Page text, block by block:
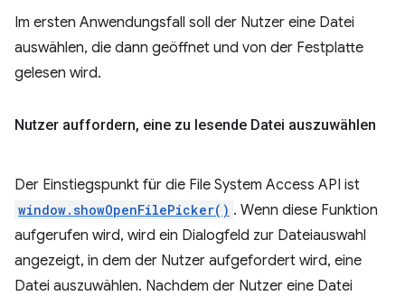
Im ersten Anwendungsfall soll der Nutzer eine Datei
auswählen, die dann geöffnet und von der Festplatte
gelesen wird.
Nutzer auffordern, eine zu lesende Datei auszuwählen
Der Einstiegspunkt für die File System Access API ist
window.showOpenFilePicker() . Wenn diese Funktion
aufgerufen wird, wird ein Dialogfeld zur Dateiauswahl
angezeigt, in dem der Nutzer aufgefordert wird, eine
Datei auszuwählen. Nachdem der Nutzer eine Datei